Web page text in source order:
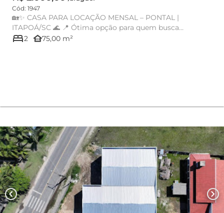
Cód: 1947
🏡✨ CASA PARA LOCAÇÃO MENSAL – PONTAL |
ITAPOÁ/SC 🌊 📍 Ótima opção para quem busca
bed2 other_houses75,00 m²
chevron_left chevron_right